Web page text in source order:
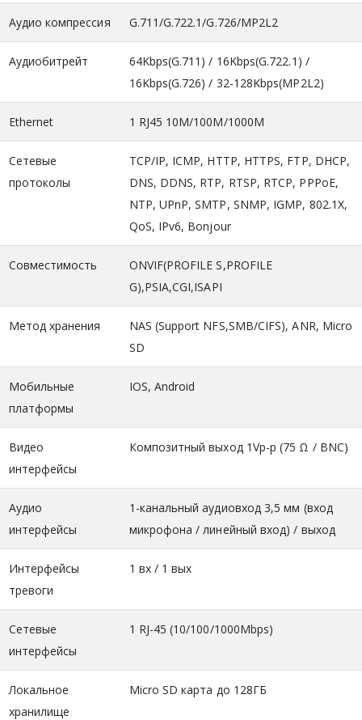
Аудио компрессия G.711/G.722.1/G.726/MP2L2
Аудиобитрейт
64Kbps(G.711) / 16Kbps(G.722.1) /
16Kbps(G.726) / 32-128Kbps(MP2L2)
Ethernet 1 RJ45 10M/100M/1000M
Сетевые
протоколы
TCP/IP, ICMP, HTTP, HTTPS, FTP, DHCP,
DNS, DDNS, RTP, RTSP, RTCP, PPPoE,
NTP, UPnP, SMTP, SNMP, IGMP, 802.1X,
QoS, IPv6, Bonjour
Совместимость
ONVIF(PROFILE S,PROFILE
G),PSIA,CGI,ISAPI
Метод хранения
NAS (Support NFS,SMB/CIFS), ANR, Micro
SD
Мобильные
платформы
IOS, Android
Видео
интерфейсы
Композитный выход 1Vp-p (75 Ω / BNC)
Аудио
интерфейсы
1-канальный аудиовход 3,5 мм (вход
микрофона / линейный вход) / выход
Интерфейсы
тревоги
1 вх / 1 вых
Сетевые
интерфейсы
1 RJ-45 (10/100/1000Mbps)
Локальное
хранилище
Micro SD карта до 128ГБ